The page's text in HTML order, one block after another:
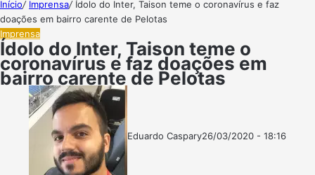
Início/ Imprensa/ Ídolo do Inter, Taison teme o coronavírus e faz
doações em bairro carente de Pelotas
Imprensa
Ídolo do Inter, Taison teme o
coronavírus e faz doações em
bairro carente de Pelotas
Eduardo CasparyFollow
Mande
26/03/2020 - 18:16